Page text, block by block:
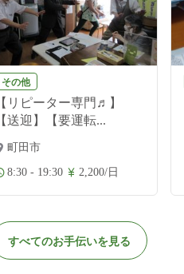
その他
【リピーター専門♬】
【送迎】【要運転...
町田市
8:30 - 19:30 2,200/日
すべてのお手伝いを見る